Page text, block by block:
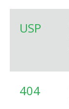
USP
404